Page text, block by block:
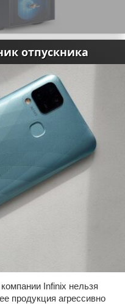
отпускника
Infinix нельзя
продукция агрессивно